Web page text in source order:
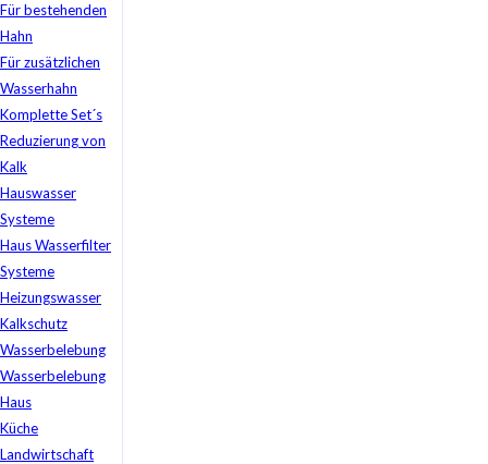
Für bestehenden
Hahn
Für zusätzlichen
Wasserhahn
Komplette Set´s
Reduzierung von
Kalk
Hauswasser
Systeme
Haus Wasserfilter
Systeme
Heizungswasser
Kalkschutz
Wasserbelebung
Wasserbelebung
Haus
Küche
Landwirtschaft